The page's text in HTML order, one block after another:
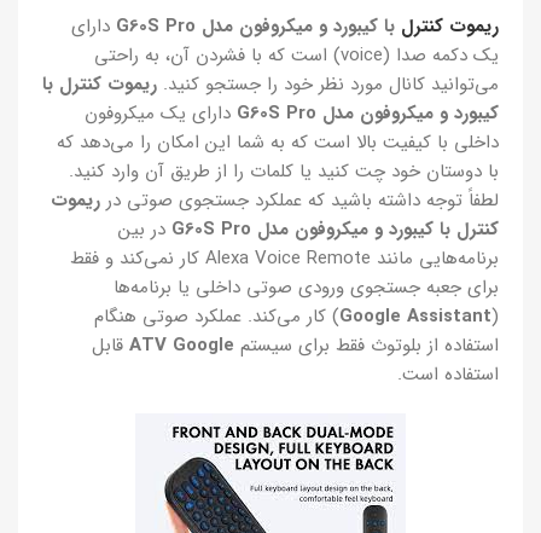
ریموت کنترل با کیبورد و میکروفون مدل G60S Pro
دارای
یک دکمه صدا (voice) است که با فشردن آن، به راحتی
می‌توانید کانال مورد نظر خود را جستجو کنید. ریموت کنترل با
کیبورد و میکروفون مدل G60S Pro
دارای یک میکروفون
داخلی با کیفیت بالا است که به شما این امکان را می‌دهد که
با دوستان خود چت کنید یا کلمات را از طریق آن وارد کنید.
لطفاً توجه داشته باشید که عملکرد جستجوی صوتی در ریموت
کنترل با کیبورد و میکروفون مدل G60S Pro
در بین
برنامه‌هایی مانند Alexa Voice Remote کار نمی‌کند و فقط
برای جعبه جستجوی ورودی صوتی داخلی یا برنامه‌ها
(
Google Assistant) کار می‌کند. عملکرد صوتی هنگام
استفاده از بلوتوث فقط برای سیستم ATV Google قابل
استفاده است.